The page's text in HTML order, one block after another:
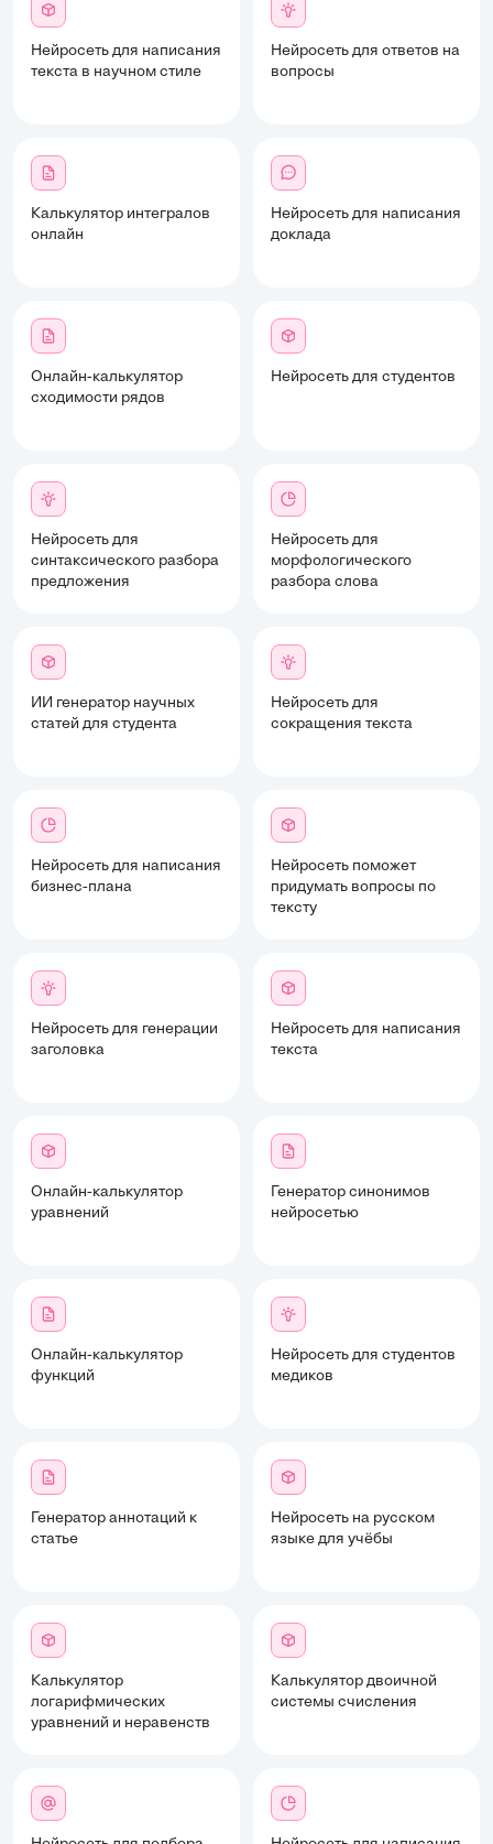
Нейросеть для написания
текста в научном стиле
Нейросеть для ответов на
вопросы
Калькулятор интегралов
онлайн
Нейросеть для написания
доклада
Онлайн-калькулятор
сходимости рядов
Нейросеть для студентов
Нейросеть для
синтаксического разбора
предложения
Нейросеть для
морфологического
разбора слова
ИИ генератор научных
статей для студента
Нейросеть для
сокращения текста
Нейросеть для написания
бизнес-плана
Нейросеть поможет
придумать вопросы по
тексту
Нейросеть для генерации
заголовка
Нейросеть для написания
текста
Онлайн-калькулятор
уравнений
Генератор синонимов
нейросетью
Онлайн-калькулятор
функций
Нейросеть для студентов
медиков
Генератор аннотаций к
статье
Нейросеть на русском
языке для учёбы
Калькулятор
логарифмических
уравнений и неравенств
Калькулятор двоичной
системы счисления